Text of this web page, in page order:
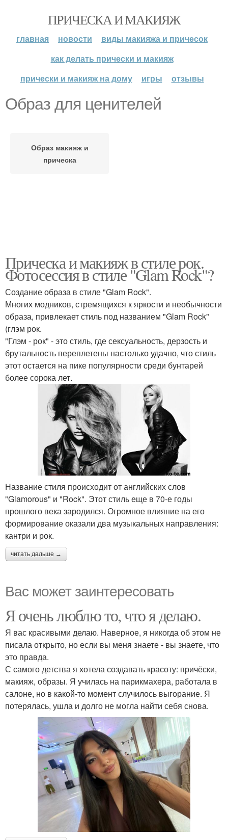
ПРИЧЕСКА И МАКИЯЖ
главная новости
виды макияжа и причесок
как делать прически и макияж
прически и макияж на дому
игры отзывы
Образ для ценителей
Образ макияж и
прическа
Прическа и макияж в стиле рок.
Фотосессия в стиле "Glam Rock"?
Создание образа в стиле "Glam Rock".
Многих модников, стремящихся к яркости и необычности
образа, привлекает стиль под названием "Glam Rock"
(глэм рок.
"Глэм - рок" - это стиль, где сексуальность, дерзость и
брутальность переплетены настолько удачно, что стиль
этот остается на пике популярности среди бунтарей
более сорока лет.
Название стиля происходит от английских слов
"Glamorous" и "Rock". Этот стиль еще в 70-е годы
прошлого века зародился. Огромное влияние на его
формирование оказали два музыкальных направления:
кантри и рок.
читать дальше →
Вас может заинтересовать
Я очень люблю то, что я делаю.
Я вас красивыми делаю. Наверное, я никогда об этом не
писала открыто, но если вы меня знаете - вы знаете, что
это правда.
С самого детства я хотела создавать красоту: причёски,
макияж, образы. Я училась на парикмахера, работала в
салоне, но в какой-то момент случилось выгорание. Я
потерялась, ушла и долго не могла найти себя снова.